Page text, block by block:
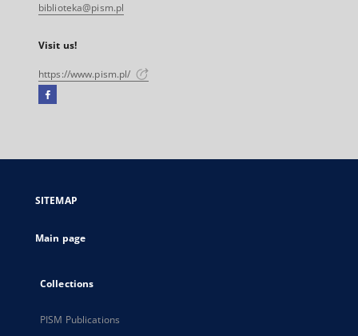
biblioteka@pism.pl
Visit us!
https://www.pism.pl/
Facebook
open
new
SITEMAP
Main page
Collections
PISM Publications